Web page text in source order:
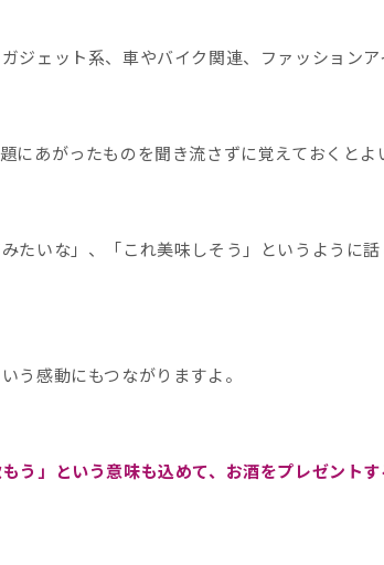
ジェット系、車やバイク関連、ファッション
にあがったものを聞き流さずに覚えておくとよ
たいな」、「これ美味しそう」というように
う感動にもつながりますよ。
う」という意味も込めて、お酒をプレゼントす